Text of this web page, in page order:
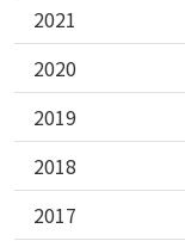
2021
2020
2019
2018
2017